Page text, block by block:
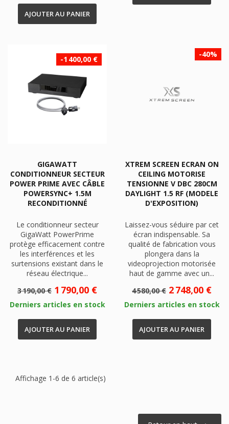
AJOUTER AU PANIER
GIGAWATT
CONDITIONNEUR SECTEUR
POWER PRIME AVEC CÂBLE
POWERSYNC+ 1.5M
RECONDITIONNÉ
Le conditionneur secteur
GigaWatt PowerPrime
protège efficacement contre
les interférences et les
surtensions existant dans le
réseau électrique...
Prix
base
3 190,00 €
-1 400,00 €
Prix
1 790,00 €
Derniers articles en stock
AJOUTER AU PANIER
XTREM SCREEN ECRAN ON
CEILING MOTORISE
TENSIONNE V DBC 280CM
DAYLIGHT 1.5 RF (MODELE
D'EXPOSITION)
Laissez-vous séduire par cet
écran indispensable. Sa
qualité de fabrication vous
plongera dans la
videoprojection motorisée
haut de gamme avec un...
Prix
base
4 580,00 €
-40%
Prix
2 748,00 €
Derniers articles en stock
AJOUTER AU PANIER
Affichage 1-6 de 6 article(s)